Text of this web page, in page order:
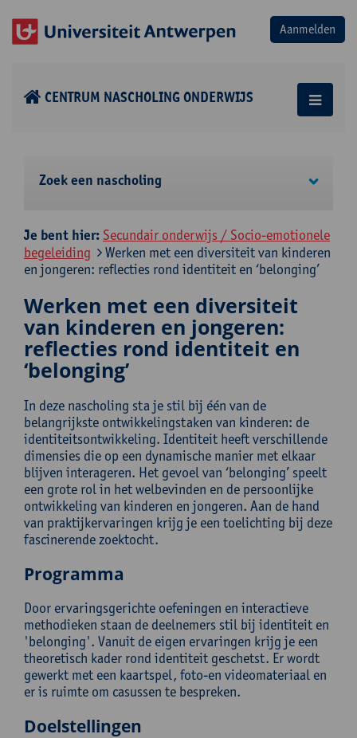
CENTRUM NASCHOLING ONDERWIJS
Zoek een nascholing
Je bent hier: Secundair onderwijs / Socio-emotionele
begeleiding
Werken met een diversiteit van kinderen
en jongeren: reflecties rond identiteit en ‘belonging’
Werken met een diversiteit
van kinderen en jongeren:
reflecties rond identiteit en
‘belonging’
In deze nascholing sta je stil bij één van de
belangrijkste ontwikkelingstaken van kinderen: de
identiteitsontwikkeling. Identiteit heeft verschillende
dimensies die op een dynamische manier met elkaar
blijven interageren. Het gevoel van ‘belonging’ speelt
een grote rol in het welbevinden en de persoonlijke
ontwikkeling van kinderen en jongeren. Aan de hand
van praktijkervaringen krijg je een toelichting bij deze
fascinerende zoektocht.
Programma
Door ervaringsgerichte oefeningen en interactieve
methodieken staan de deelnemers stil bij identiteit en
'belonging'. Vanuit de eigen ervaringen krijg je een
theoretisch kader rond identiteit geschetst. Er wordt
gewerkt met een kaartspel, foto-en videomateriaal en
er is ruimte om casussen te bespreken.
Doelstellingen